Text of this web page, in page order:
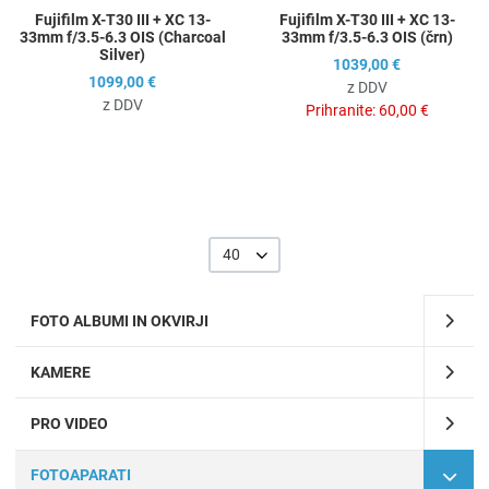
FOTO ALBUMI IN OKVIRJI
KAMERE
PRO VIDEO
FOTOAPARATI
Fujifilm X-T30 III + XC 13-
33mm f/3.5-6.3 OIS (Charcoal
Silver)
1099,00 €
z DDV
Fujifilm X-T30 III + XC 13-
33mm f/3.5-6.3 OIS (črn)
1039,00 €
z DDV
Prihranite: 60,00 €
40